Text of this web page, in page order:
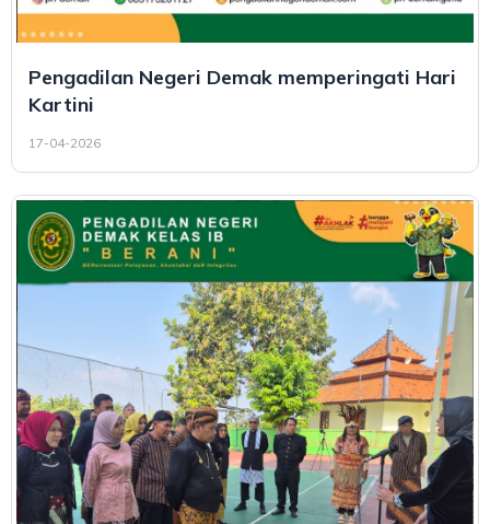
Pengadilan Negeri Demak memperingati Hari
Kartini
17-04-2026